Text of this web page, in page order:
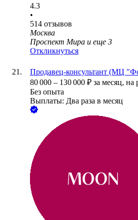
4.3
•
514 отзывов
Москва
Проспект Мира и еще 3
Откликнуться
Продавец-консультант (МЦ
80 000 – 130 000 ₽ за месяц, на
Без опыта
Выплаты: Два раза в месяц